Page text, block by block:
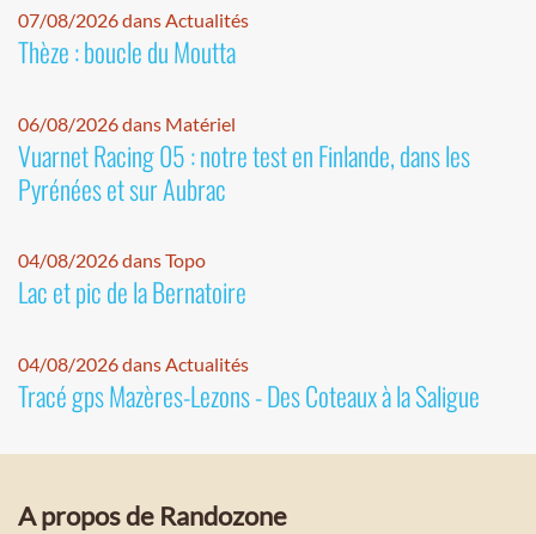
07/08/2026 dans Actualités
Thèze : boucle du Moutta
06/08/2026 dans Matériel
Vuarnet Racing 05 : notre test en Finlande, dans les
Pyrénées et sur Aubrac
04/08/2026 dans Topo
Lac et pic de la Bernatoire
04/08/2026 dans Actualités
Tracé gps Mazères-Lezons - Des Coteaux à la Saligue
A propos de Randozone